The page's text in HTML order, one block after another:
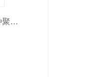
埃夫科纳（南充）特种聚合物有限公司